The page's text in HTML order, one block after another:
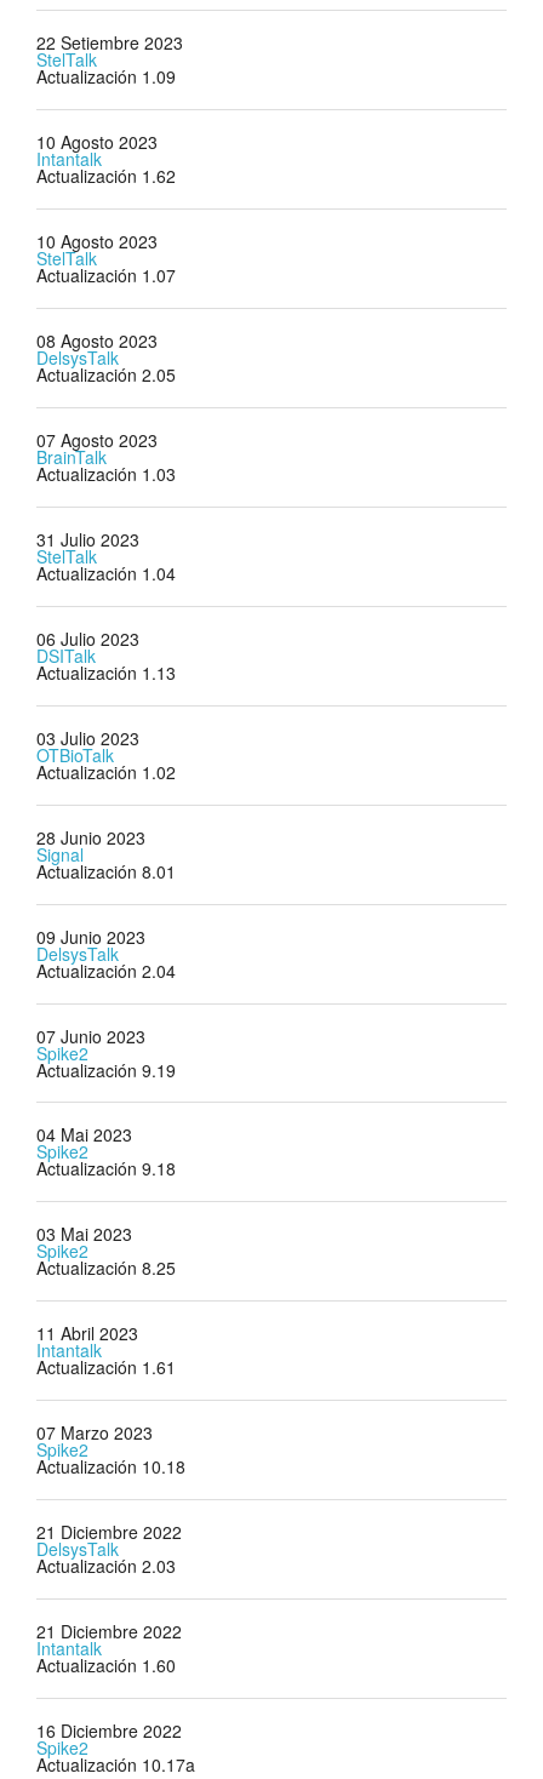
22 Setiembre 2023
StelTalk
Actualización 1.09
10 Agosto 2023
Intantalk
Actualización 1.62
10 Agosto 2023
StelTalk
Actualización 1.07
08 Agosto 2023
DelsysTalk
Actualización 2.05
07 Agosto 2023
BrainTalk
Actualización 1.03
31 Julio 2023
StelTalk
Actualización 1.04
06 Julio 2023
DSITalk
Actualización 1.13
03 Julio 2023
OTBioTalk
Actualización 1.02
28 Junio 2023
Signal
Actualización 8.01
09 Junio 2023
DelsysTalk
Actualización 2.04
07 Junio 2023
Spike2
Actualización 9.19
04 Mai 2023
Spike2
Actualización 9.18
03 Mai 2023
Spike2
Actualización 8.25
11 Abril 2023
Intantalk
Actualización 1.61
07 Marzo 2023
Spike2
Actualización 10.18
21 Diciembre 2022
DelsysTalk
Actualización 2.03
21 Diciembre 2022
Intantalk
Actualización 1.60
16 Diciembre 2022
Spike2
Actualización 10.17a